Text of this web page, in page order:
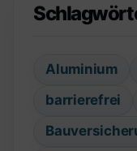
Aluminium
barrierefrei